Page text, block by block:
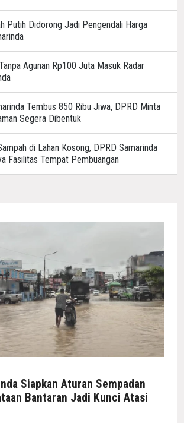
Putih Didorong Jadi Pengendali Harga
Agunan Rp100 Juta Masuk Radar
Tembus 850 Ribu Jiwa, DPRD Minta
Segera Dibentuk
di Lahan Kosong, DPRD Samarinda
Fasilitas Tempat Pembuangan
Siapkan Aturan Sempadan
Bantaran Jadi Kunci Atasi